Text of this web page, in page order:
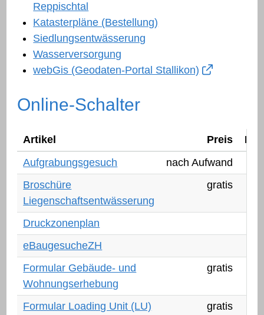
Reppischtal
Katasterpläne (Bestellung)
Siedlungsentwässerung
Wasserversorgung
webGis (Geodaten-Portal Stallikon)
Online-Schalter
Artikel Preis
Aufgrabungsgesuch
nach Aufwand
Broschüre
Liegenschaftsentwässerung
gratis
Druckzonenplan
eBaugesucheZH
Formular Gebäude- und
Wohnungserhebung
gratis
Formular Loading Unit (LU)
gratis